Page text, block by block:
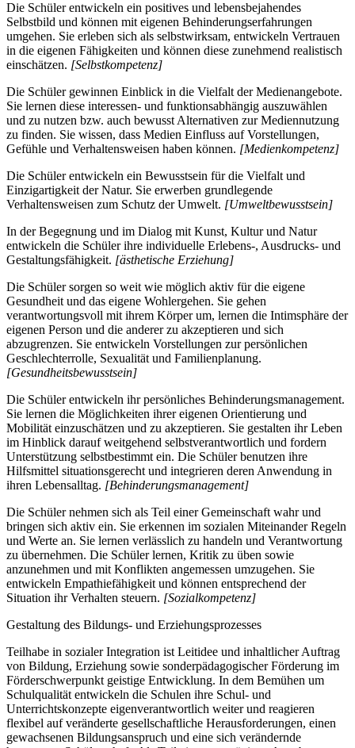
Die Schüler entwickeln ein positives und lebensbejahendes
Selbstbild und können mit eigenen Behinderungserfahrungen
umgehen. Sie erleben sich als selbstwirksam, entwickeln Vertrauen
in die eigenen Fähigkeiten und können diese zunehmend realistisch
einschätzen. [Selbstkompetenz]
Die Schüler gewinnen Einblick in die Vielfalt der Medienangebote.
Sie lernen diese interessen- und funktionsabhängig auszuwählen
und zu nutzen bzw. auch bewusst Alternativen zur Mediennutzung
zu finden. Sie wissen, dass Medien Einfluss auf Vorstellungen,
Gefühle und Verhaltensweisen haben können. [Medienkompetenz]
Die Schüler entwickeln ein Bewusstsein für die Vielfalt und
Einzigartigkeit der Natur. Sie erwerben grundlegende
Verhaltensweisen zum Schutz der Umwelt. [Umweltbewusstsein]
In der Begegnung und im Dialog mit Kunst, Kultur und Natur
entwickeln die Schüler ihre individuelle Erlebens-, Ausdrucks- und
Gestaltungsfähigkeit. [ästhetische Erziehung]
Die Schüler sorgen so weit wie möglich aktiv für die eigene
Gesundheit und das eigene Wohlergehen. Sie gehen
verantwortungsvoll mit ihrem Körper um, lernen die Intimsphäre der
eigenen Person und die anderer zu akzeptieren und sich
abzugrenzen. Sie entwickeln Vorstellungen zur persönlichen
Geschlechterrolle, Sexualität und Familienplanung.
[Gesundheitsbewusstsein]
Die Schüler entwickeln ihr persönliches Behinderungsmanagement.
Sie lernen die Möglichkeiten ihrer eigenen Orientierung und
Mobilität einzuschätzen und zu akzeptieren. Sie gestalten ihr Leben
im Hinblick darauf weitgehend selbstverantwortlich und fordern
Unterstützung selbstbestimmt ein. Die Schüler benutzen ihre
Hilfsmittel situationsgerecht und integrieren deren Anwendung in
ihren Lebensalltag. [Behinderungsmanagement]
Die Schüler nehmen sich als Teil einer Gemeinschaft wahr und
bringen sich aktiv ein. Sie erkennen im sozialen Miteinander Regeln
und Werte an. Sie lernen verlässlich zu handeln und Verantwortung
zu übernehmen. Die Schüler lernen, Kritik zu üben sowie
anzunehmen und mit Konflikten angemessen umzugehen. Sie
entwickeln Empathiefähigkeit und können entsprechend der
Situation ihr Verhalten steuern. [Sozialkompetenz]
Gestaltung des Bildungs- und Erziehungsprozesses
Teilhabe in sozialer Integration ist Leitidee und inhaltlicher Auftrag
von Bildung, Erziehung sowie sonderpädagogischer Förderung im
Förderschwerpunkt geistige Entwicklung. In dem Bemühen um
Schulqualität entwickeln die Schulen ihre Schul- und
Unterrichtskonzepte eigenverantwortlich weiter und reagieren
flexibel auf veränderte gesellschaftliche Herausforderungen, einen
gewachsenen Bildungsanspruch und eine sich verändernde